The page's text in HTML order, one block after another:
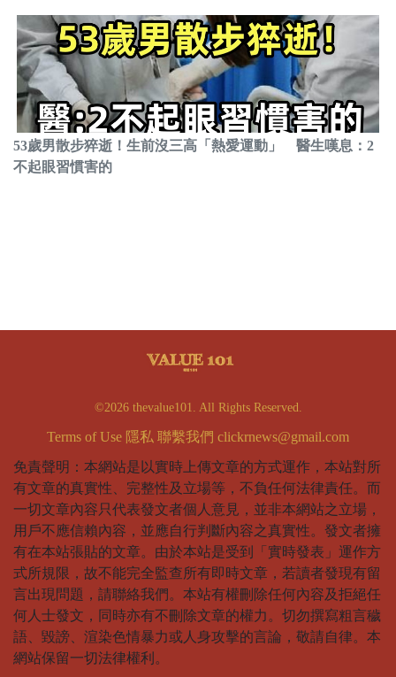
53歲男散步猝逝！生前沒三高「熱愛運動」 醫生嘆息：2
不起眼習慣害的
©2026 thevalue101. All Rights Reserved.
Terms of Use 隱私 聯繫我們 clickrnews@gmail.com
免責聲明：本網站是以實時上傳文章的方式運作，本站對所
有文章的真實性、完整性及立場等，不負任何法律責任。而
一切文章內容只代表發文者個人意見，並非本網站之立場，
用戶不應信賴內容，並應自行判斷內容之真實性。發文者擁
有在本站張貼的文章。由於本站是受到「實時發表」運作方
式所規限，故不能完全監查所有即時文章，若讀者發現有留
言出現問題，請聯絡我們。本站有權刪除任何內容及拒絕任
何人士發文，同時亦有不刪除文章的權力。切勿撰寫粗言穢
語、毀謗、渲染色情暴力或人身攻擊的言論，敬請自律。本
網站保留一切法律權利。